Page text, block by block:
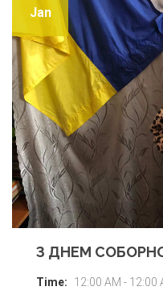
Jan
З ДНЕМ
Time: 12:00 AM - 12:00